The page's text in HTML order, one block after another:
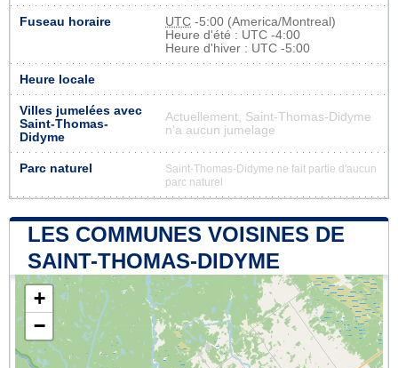
Fuseau horaire UTC -5:00 (America/Montreal)
Heure d'été : UTC -4:00
Heure d'hiver : UTC -5:00
Heure locale
Villes jumelées avec
Saint-Thomas-
Didyme
Actuellement, Saint-Thomas-Didyme
n'a aucun jumelage
Parc naturel
Saint-Thomas-Didyme ne fait partie d'aucun
parc naturel
LES COMMUNES VOISINES DE
SAINT-THOMAS-DIDYME
+
−